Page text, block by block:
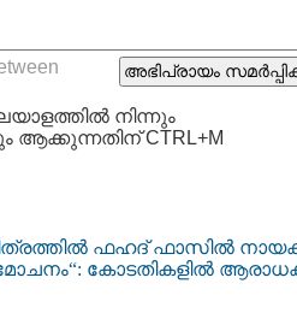
നിന്നും
ആക്കുന്നതിന് CTRL+M
ചിത്രത്തില്‍ ഫഹദ് ഫാസില്‍
മോചനം“: കോടതികളിൽ